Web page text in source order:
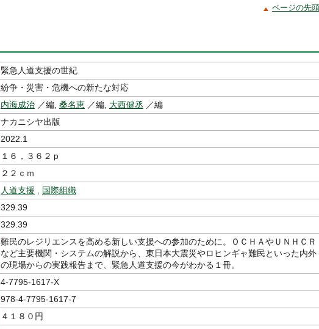
ページの先
緊急人道支援の世紀
紛争・災害・危機への新たな対応
内海成治 ／編, 桑名恵 ／編, 大西健丞 ／編
ナカニシヤ出版
2022.1
１６，３６２ｐ
２２ｃｍ
人道支援
国際組織
329.39
329.39
難民のレジリエンスを高める新しい支援への参加のために。ＯＣＨＡやＵＮＨＣＲ
など主要機関・システムの解説から、東日本大震災やロヒンギャ難民といった内外
の現場からの実践報告まで、緊急人道支援の今がわかる１冊。
4-7795-1617-X
978-4-7795-1617-7
４１８０円